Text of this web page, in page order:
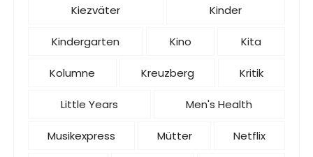
Kiezväter Kinder
Kindergarten Kino Kita
Kolumne Kreuzberg Kritik
Little Years Men's Health
Musikexpress Mütter Netflix